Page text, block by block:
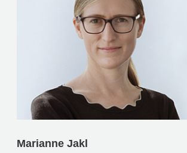
Marianne Jakl